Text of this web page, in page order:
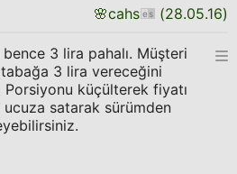
🌸cahs (28.05.16)
bence 3 lira pahalı. Müşteri
3 lira vereceğini
küçülterek fiyatı
satarak sürümden